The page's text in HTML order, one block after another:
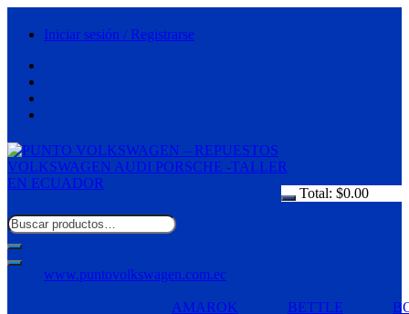
Iniciar sesión / Registrarse
Total: $0.00
www.puntovolkswagen.com.ec
AMAROK BETTLE